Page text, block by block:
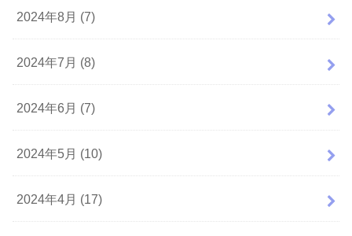
2024年8月 (7)
2024年7月 (8)
2024年6月 (7)
2024年5月 (10)
2024年4月 (17)